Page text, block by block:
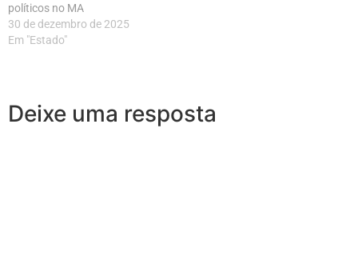
políticos no MA
30 de dezembro de 2025
Em "Estado"
Deixe uma resposta